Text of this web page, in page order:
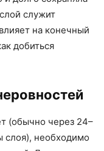
служит
на конечный
добиться
(обычно через 24–
слоя), необходимо